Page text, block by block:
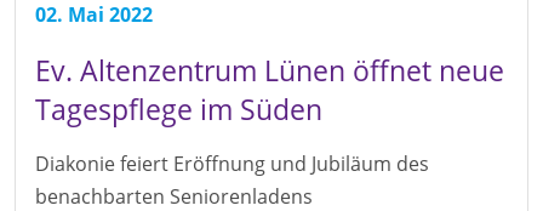
02. Mai 2022
Ev. Altenzentrum Lünen öffnet neue
Tagespflege im Süden
Diakonie feiert Eröffnung und Jubiläum des
benachbarten Seniorenladens